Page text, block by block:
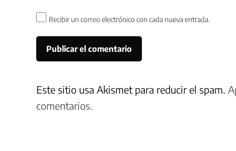
Recibir un correo electrónico con cada nueva entrada.
Este sitio usa Akismet para reducir el spam.
comentarios.